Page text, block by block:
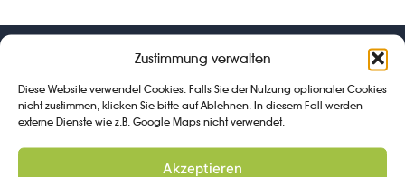
Zustimmung verwalten
Diese Website verwendet Cookies. Falls Sie der Nutzung optionaler Cookies
nicht zustimmen, klicken Sie bitte auf Ablehnen. In diesem Fall werden
externe Dienste wie z.B. Google Maps nicht verwendet.
Akzeptieren
© Staatliche Berufsschule III Bamberg Business School
Impressum
Datenschutz